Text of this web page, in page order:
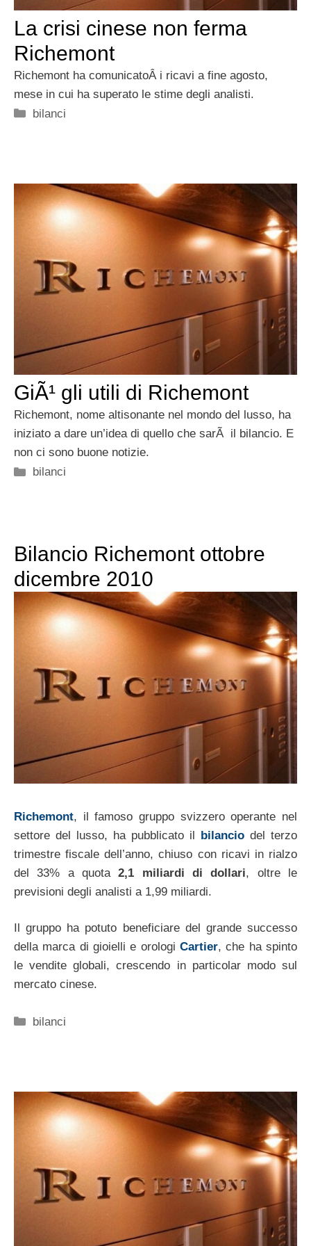
La crisi cinese non ferma
Richemont
Richemont ha comunicatoÂ i ricavi a fine agosto,
mese in cui ha superato le stime degli analisti.
Categorie
bilanci
GiÃ¹ gli utili di Richemont
Richemont, nome altisonante nel mondo del lusso, ha
iniziato a dare un’idea di quello che sarÃ il bilancio. E
non ci sono buone notizie.
Categorie
bilanci
Bilancio Richemont ottobre
dicembre 2010
Richemont, il famoso gruppo svizzero operante nel
settore del lusso, ha pubblicato il bilancio del terzo
trimestre fiscale dell’anno, chiuso con ricavi in rialzo
del 33% a quota2,1 miliardi di dollari, oltre le
previsioni degli analisti a 1,99 miliardi.
Il gruppo ha potuto beneficiare del grande successo
della marca di gioielli e orologi Cartier, che ha spinto
le vendite globali, crescendo in particolar modo sul
mercato cinese.
Categorie
bilanci